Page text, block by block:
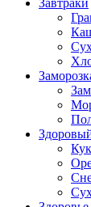
Завтраки